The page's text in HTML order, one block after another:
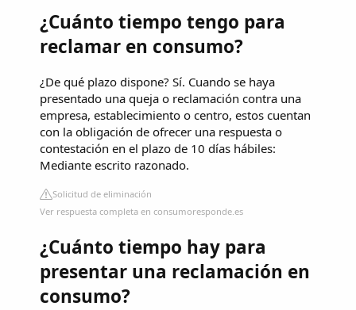
¿Cuánto tiempo tengo para
reclamar en consumo?
¿De qué plazo dispone? Sí. Cuando se haya
presentado una queja o reclamación contra una
empresa, establecimiento o centro, estos cuentan
con la obligación de ofrecer una respuesta o
contestación en el plazo de 10 días hábiles:
Mediante escrito razonado.
Solicitud de eliminación
Ver respuesta completa en consumoresponde.es
¿Cuánto tiempo hay para
presentar una reclamación en
consumo?